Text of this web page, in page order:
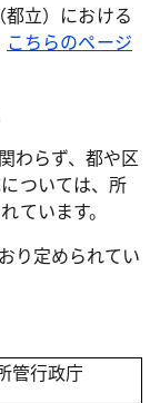
立）における
こちらのページ
わらず、都や区
ついては、所
ています。
り定められてい
管行政庁